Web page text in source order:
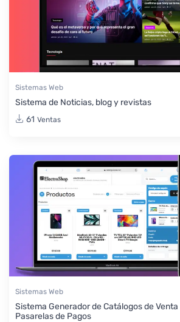
Sistemas Web
Sistema de Noticias, blog y revistas
61 Ventas
Sistemas Web
Sistema Generador de Catálogos de
Pasarelas de Pagos